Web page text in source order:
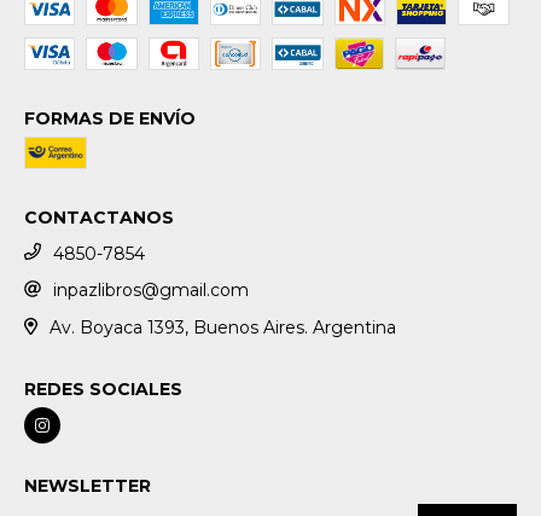
FORMAS DE ENVÍO
CONTACTANOS
4850-7854
inpazlibros@gmail.com
Av. Boyaca 1393, Buenos Aires. Argentina
REDES SOCIALES
NEWSLETTER